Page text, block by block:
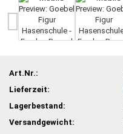
Art.Nr.:
Lieferzeit:
Lagerbestand:
Versandgewicht: